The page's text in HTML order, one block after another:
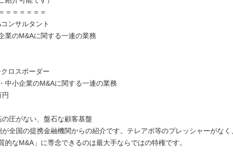
＝＝＝＝＝＝
ンサルタント
業のM&Aに関する一連の業務
ロスボーダー
中小企業のM&Aに関する一連の業務
の圧がない、盤石な顧客基盤
全国の提携金融機関からの紹介です。テレアポ等のプレッシャーがなく
的なM&A」に専念できるのは最大手ならではの特権です。